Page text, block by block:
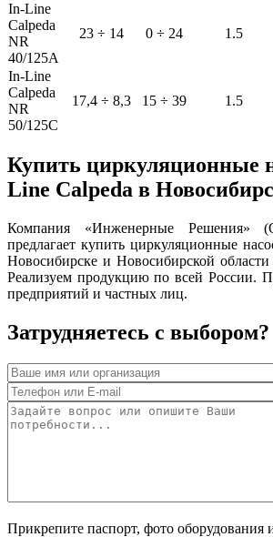
In-Line
Calpeda
NR
40/125A
23 ÷ 14 0 ÷ 24 1.5
In-Line
Calpeda
NR
50/125C
17,4 ÷ 8,3 15 ÷ 39 1.5
Купить циркуляционные
Line Calpeda в
Компания «Инженерные Решения»
предлагает купить циркуляционные
Новосибирске и Новосибирской
Реализуем продукцию по всей России.
предприятий и частных лиц.
Затрудняетесь с выбором?
Прикрепите паспорт, фото оборудования